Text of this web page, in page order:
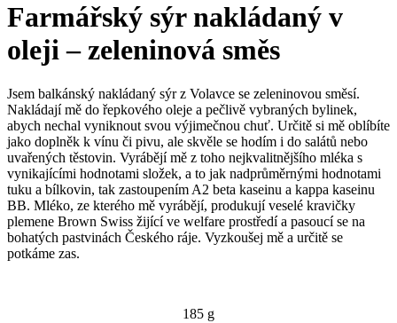
Farmářský sýr nakládaný v
oleji – zeleninová směs
Jsem balkánský nakládaný sýr z Volavce se zeleninovou směsí.
Nakládají mě do řepkového oleje a pečlivě vybraných bylinek,
abych nechal vyniknout svou výjimečnou chuť. Určitě si mě oblíbíte
jako doplněk k vínu či pivu, ale skvěle se hodím i do salátů nebo
uvařených těstovin. Vyrábějí mě z toho nejkvalitnějšího mléka s
vynikajícími hodnotami složek, a to jak nadprůměrnými hodnotami
tuku a bílkovin, tak zastoupením A2 beta kaseinu a kappa kaseinu
BB. Mléko, ze kterého mě vyrábějí, produkují veselé kravičky
plemene Brown Swiss žijící ve welfare prostředí a pasoucí se na
bohatých pastvinách Českého ráje. Vyzkoušej mě a určitě se
potkáme zas.
185 g